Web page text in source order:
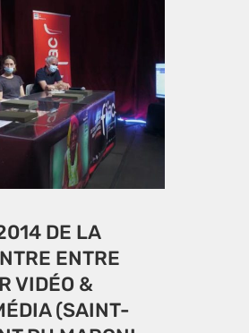
DE LA
ENTRE
VIDÉO &
(SAINT-